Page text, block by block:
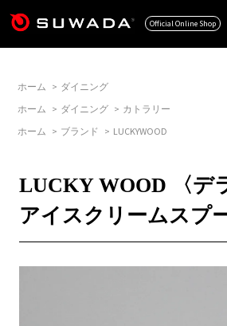
Official Online Shop
ホーム > ダイニング
ホーム > ダイニング > カトラリー
ホーム > ブランド > LUCKYWOOD
LUCKY WOOD 〈デ
アイスクリームスプ